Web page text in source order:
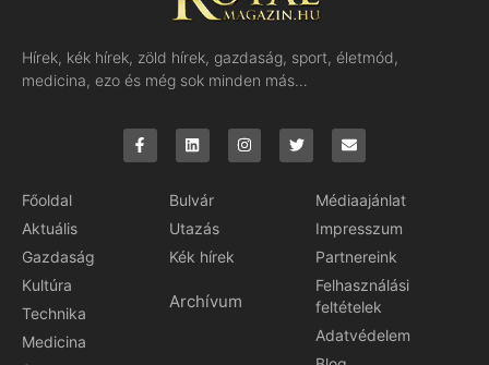
Hírek, kék hírek, zöld hírek, gazdaság, sport, életmód,
medicina, ezo és még sok minden más…
Főoldal
Aktuális
Gazdaság
Kultúra
Technika
Medicina
Bulvár
Utazás
Kék hírek
Archívum
Médiaajánlat
Impresszum
Partnereink
Felhasználási
feltételek
Adatvédelem